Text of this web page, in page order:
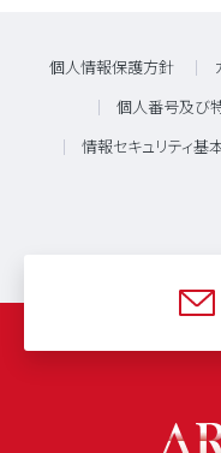
個人情報保護方針
個人番号及び
情報セキュリティ基